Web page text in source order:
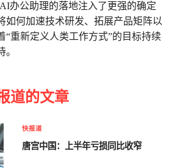
办公助理的落地注入了更强的确定
如何加速技术研发、拓展产品矩阵以
“重新定义人类工作方式”的目标持续
道的文章
快报道
唐宫中国：上半年亏损同比收窄